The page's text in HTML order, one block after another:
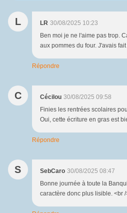
L LR 30/08/2025 10:23
Ben moi je ne l'aime pas trop.
aux pommes du four. J'avais
Répondre
C Cécilou 30/08/2025 09:58
Finies les rentrées scolaires
Oui, cette écriture en gras est
Répondre
S SebCaro 30/08/2025 08:47
Bonne journée à toute la
caractère donc plus lisible. <br